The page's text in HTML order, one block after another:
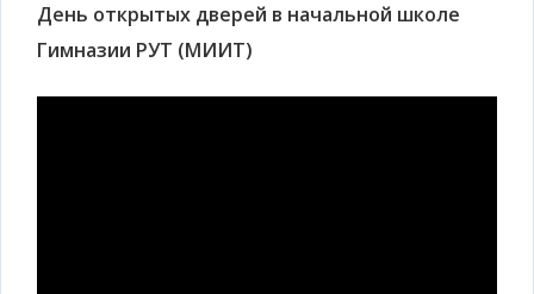
День открытых дверей в начальной школе
Гимназии РУТ (МИИТ)